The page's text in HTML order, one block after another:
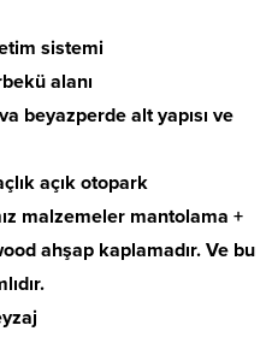
sistemi
alanı
beyazperde alt yapısı ve
açık otopark
malzemeler mantolama +
ahşap kaplamadır. Ve bu